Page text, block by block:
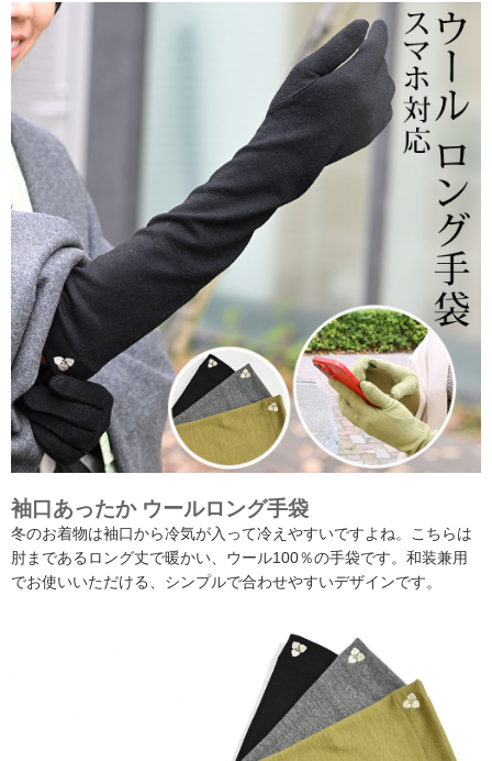
袖口あったか ウールロング手袋
冬のお着物は袖口から冷気が入って冷えやすいですよね。こちらは
肘まであるロング丈で暖かい、ウール100％の手袋です。和装兼用
でお使いいただける、シンプルで合わせやすいデザインです。